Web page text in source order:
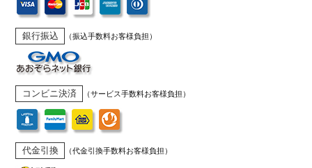
銀行振込 （振込手数料お客様負担）
コンビニ決済 （サービス手数料お客様負担）
代金引換 （代金引換手数料お客様負担）